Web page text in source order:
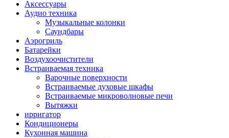
Аксессуары
Аудио техника
Музыкальные колонки
Саундбары
Аэрогриль
Батарейки
Воздухоочистители
Встраиваемая техника
Варочные поверхности
Встраиваемые духовые шкафы
Встраиваемые микроволновые печи
Вытяжки
ирригатор
Кондиционеры
Кухонная машина